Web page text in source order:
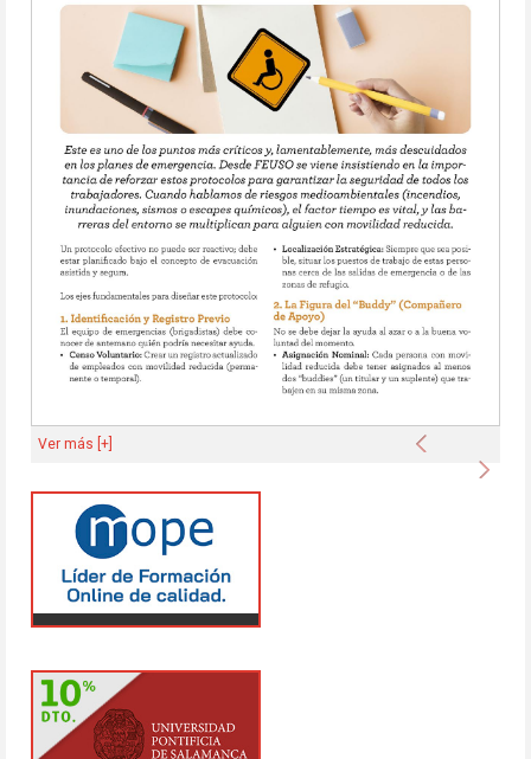
Anterior
Ver más [+]